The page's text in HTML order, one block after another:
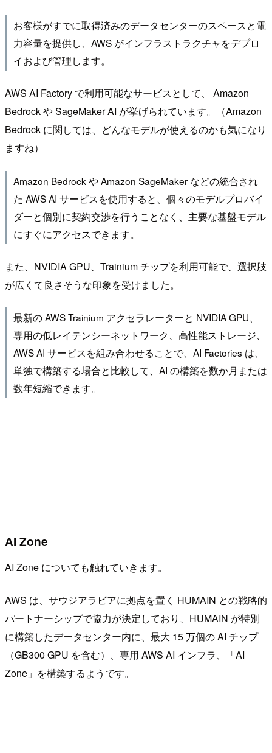
お客様がすでに取得済みのデータセンターのスペースと電
力容量を提供し、AWS がインフラストラクチャをデプロ
イおよび管理します。
AWS AI Factory で利用可能なサービスとして、 Amazon
Bedrock や SageMaker AI が挙げられています。（Amazon
Bedrock に関しては、どんなモデルが使えるのかも気になり
ますね）
Amazon Bedrock や Amazon SageMaker などの統合され
た AWS AI サービスを使用すると、個々のモデルプロバイ
ダーと個別に契約交渉を行うことなく、主要な基盤モデル
にすぐにアクセスできます。
また、NVIDIA GPU、Trainium チップを利用可能で、選択肢
が広くて良さそうな印象を受けました。
最新の AWS Trainium アクセラレーターと NVIDIA GPU、
専用の低レイテンシーネットワーク、高性能ストレージ、
AWS AI サービスを組み合わせることで、AI Factories は、
単独で構築する場合と比較して、AI の構築を数か月または
数年短縮できます。
AI Zone
AI Zone についても触れていきます。
AWS は、サウジアラビアに拠点を置く HUMAIN との戦略的
パートナーシップで協力が決定しており、HUMAIN が特別
に構築したデータセンター内に、最大 15 万個の AI チップ
（GB300 GPU を含む）、専用 AWS AI インフラ、「AI
Zone」を構築するようです。